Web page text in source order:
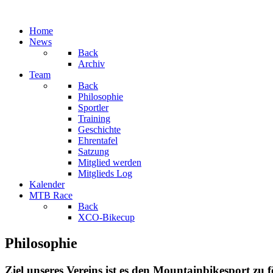
Home
News
Back
Archiv
Team
Back
Philosophie
Sportler
Training
Geschichte
Ehrentafel
Satzung
Mitglied werden
Mitglieds Log
Kalender
MTB Race
Back
XCO-Bikecup
Philosophie
Ziel unseres Vereins ist es den Mountainbikesport zu